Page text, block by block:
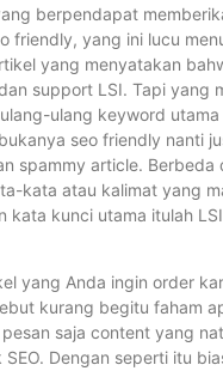
berpendapat
friendly, yang ini lucu
yang menyatakan
support LSI. Tapi yang
ulang keyword utama
seo friendly nanti
spammy article. Berbeda
kata atau kalimat yang
kata kunci utama itulah
yang Anda ingin order
kurang begitu faham
saja content yang
Dengan seperti itu